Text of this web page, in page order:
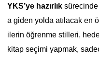
YKS’ye hazırlık sürecinde
a giden yolda atılacak en
ilerin öğrenme stilleri,
kitap seçimi yapmak,